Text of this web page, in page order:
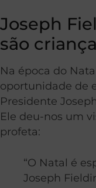
Joseph
são
Na época do
oportunidade de
Presidente
Ele deu-nos um
profeta:
“O Natal é
Joseph